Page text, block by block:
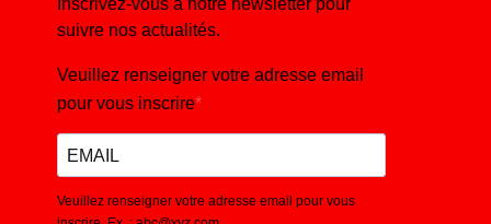
Inscrivez-vous à notre newsletter pour
suivre nos actualités.
Veuillez renseigner votre adresse email
pour vous inscrire
Veuillez renseigner votre adresse email pour vous